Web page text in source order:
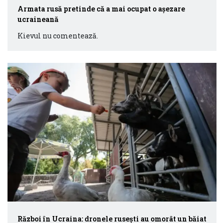
Armata rusă pretinde că a mai ocupat o aşezare
ucraineană
Kievul nu comentează.
Război în Ucraina: dronele ruseşti au omorât un băiat